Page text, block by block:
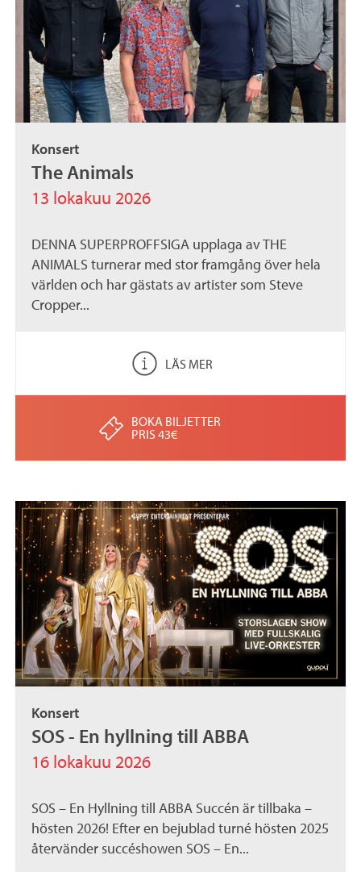
Konsert
The Animals
13 lokakuu 2026
DENNA SUPERPROFFSIGA upplaga av THE
ANIMALS turnerar med stor framgång över hela
världen och har gästats av artister som Steve
Cropper...
LÄS MER
BOKA BILJETTER
PRIS 43€
Konsert
SOS - En hyllning till ABBA
16 lokakuu 2026
SOS – En Hyllning till ABBA Succén är tillbaka –
hösten 2026! Efter en bejublad turné hösten 2025
återvänder succéshowen SOS – En...